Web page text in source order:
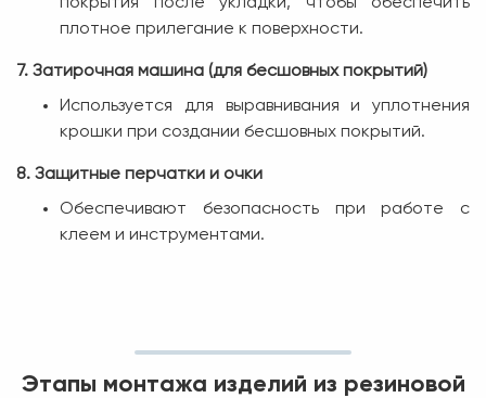
плотное прилегание к поверхности.
7. Затирочная машина (для бесшовных покрытий)
Используется для выравнивания и уплотнения
крошки при создании бесшовных покрытий.
8. Защитные перчатки и очки
Обеспечивают безопасность при работе с
клеем и инструментами.
Этапы монтажа изделий из резиновой